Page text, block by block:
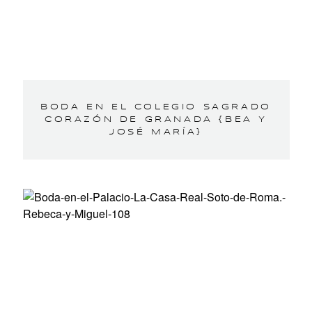
BODA EN EL COLEGIO SAGRADO
CORAZÓN DE GRANADA {BEA Y
JOSÉ MARÍA}